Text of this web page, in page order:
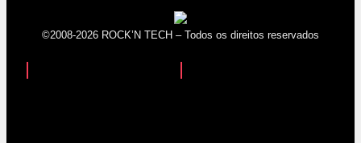
©2008-2026 ROCK’N TECH – Todos os direitos reservados